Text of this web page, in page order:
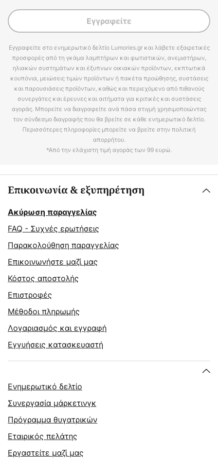
Εγγραφείτε
Εγγραφείτε στο ενημερωτικό δελτίο Lumories.gr και λάβετε εξαιρετικές
προσφορές από τη γκάμα λαμπτήρων και φωτιστικών, ανεμιστήρων,
ηλιακών συστημάτων και έξυπνων οικιακών προϊόντων, εκπτωτικά
κουπόνια, μειώσεις τιμών προϊόντων ή πακέτα προώθησης, συστάσεις
και παρουσιάσεις προϊόντων, καθώς και περιεχόμενο από πιθανούς
συνεργάτες και έρευνες και αιτήματα για κριτικές και συστάσεις
αγοράς. Μπορείτε να διαγραφείτε ανά πάσα στιγμή χρησιμοποιώντας
τον σύνδεσμο διαγραφής που θα βρείτε σε κάθε ενημερωτικό δελτίο.
Περισσότερες πληροφορίες μπορείτε να βρείτε στην πολιτική
απορρήτου.
*Από την ελάχιστη τιμή αγοράς των 99 ευρώ.
Επικοινωνία & εξυπηρέτηση
Ακύρωση παραγγελίας
FAQ - Συχνές ερωτήσεις
Παρακολούθηση παραγγελίας
Επικοινωνήστε μαζί μας
Κόστος αποστολής
Επιστροφές
Μέθοδοι πληρωμής
Λογαριασμός και εγγραφή
Εγγυήσεις κατασκευαστή
Ενημερωτικό δελτίο
Συνεργασία μάρκετινγκ
Πρόγραμμα θυγατρικών
Εταιρικός πελάτης
Εργαστείτε μαζί μας